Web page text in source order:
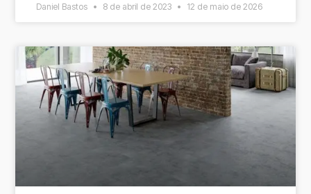
Daniel Bastos 8 de abril de 2023 12 de maio de 2026